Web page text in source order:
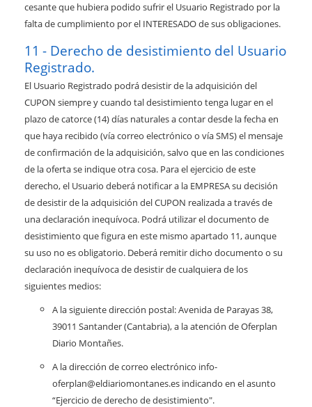
cesante que hubiera podido sufrir el Usuario Registrado por la
falta de cumplimiento por el INTERESADO de sus obligaciones.
Derecho de desistimiento del Usuario
Registrado.
El Usuario Registrado podrá desistir de la adquisición del
CUPON siempre y cuando tal desistimiento tenga lugar en el
plazo de catorce (14) días naturales a contar desde la fecha en
que haya recibido (vía correo electrónico o vía SMS) el mensaje
de confirmación de la adquisición, salvo que en las condiciones
de la oferta se indique otra cosa. Para el ejercicio de este
derecho, el Usuario deberá notificar a la EMPRESA su decisión
de desistir de la adquisición del CUPON realizada a través de
una declaración inequívoca. Podrá utilizar el documento de
desistimiento que figura en este mismo apartado 11, aunque
su uso no es obligatorio. Deberá remitir dicho documento o su
declaración inequívoca de desistir de cualquiera de los
siguientes medios:
A la siguiente dirección postal: Avenida de Parayas 38,
39011 Santander (Cantabria), a la atención de Oferplan
Diario Montañes.
A la dirección de correo electrónico info-
oferplan@eldiariomontanes.es indicando en el asunto
“Ejercicio de derecho de desistimiento".